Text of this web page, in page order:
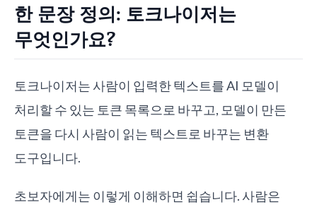
한 문장 정의: 토크나이저는
무엇인가요?
토크나이저는 사람이 입력한 텍스트를 AI 모델이
처리할 수 있는 토큰 목록으로 바꾸고, 모델이 만든
토큰을 다시 사람이 읽는 텍스트로 바꾸는 변환
도구입니다.
초보자에게는 이렇게 이해하면 쉽습니다. 사람은